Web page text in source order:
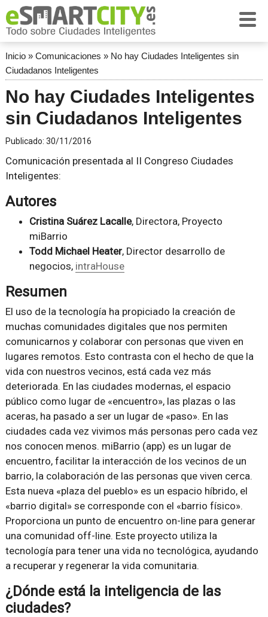
Inicio» Comunicaciones » No hay Ciudades Inteligentes sin
Ciudadanos Inteligentes
No hay Ciudades Inteligentes
sin Ciudadanos Inteligentes
Publicado: 30/11/2016
Comunicación presentada al II Congreso Ciudades
Inteligentes:
Autores
Cristina Suárez Lacalle, Directora, Proyecto
miBarrio
Todd Michael Heater, Director desarrollo de
negocios, intraHouse
Resumen
El uso de la tecnología ha propiciado la creación de
muchas comunidades digitales que nos permiten
comunicarnos y colaborar con personas que viven en
lugares remotos. Esto contrasta con el hecho de que la
vida con nuestros vecinos, está cada vez más
deteriorada. En las ciudades modernas, el espacio
público como lugar de «encuentro», las plazas o las
aceras, ha pasado a ser un lugar de «paso». En las
ciudades cada vez vivimos más personas pero cada vez
nos conocen menos. miBarrio (app) es un lugar de
encuentro, facilitar la interacción de los vecinos de un
barrio, la colaboración de las personas que viven cerca.
Esta nueva «plaza del pueblo» es un espacio híbrido, el
«barrio digital» se corresponde con el «barrio físico».
Proporciona un punto de encuentro on-line para generar
una comunidad off-line. Este proyecto utiliza la
tecnología para tener una vida no tecnológica, ayudando
a recuperar y regenerar la vida comunitaria.
¿Dónde está la inteligencia de las
ciudades?